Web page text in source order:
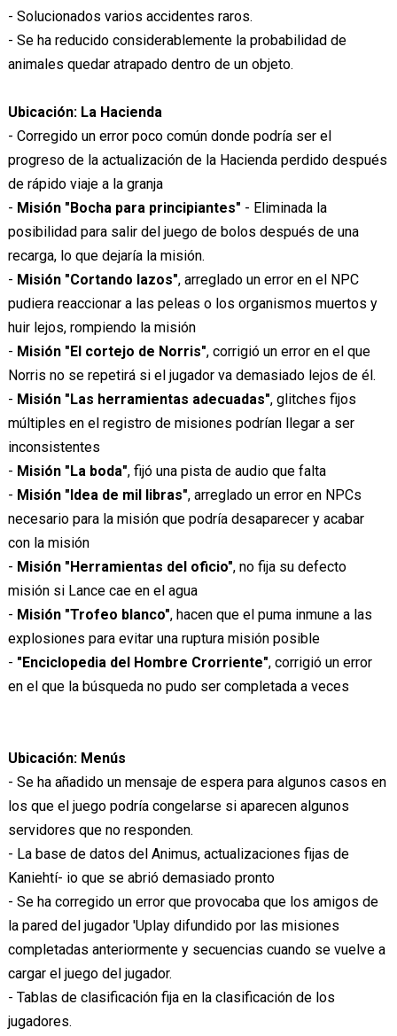
- Solucionados varios accidentes raros.
- Se ha reducido considerablemente la probabilidad de
animales quedar atrapado dentro de un objeto.
Ubicación: La Hacienda
- Corregido un error poco común donde podría ser el
progreso de la actualización de la Hacienda perdido después
de rápido viaje a la granja
- Misión "Bocha para principiantes" - Eliminada la
posibilidad para salir del juego de bolos después de una
recarga, lo que dejaría la misión.
- Misión "Cortando lazos", arreglado un error en el NPC
pudiera reaccionar a las peleas o los organismos muertos y
huir lejos, rompiendo la misión
- Misión "El cortejo de Norris", corrigió un error en el que
Norris no se repetirá si el jugador va demasiado lejos de él.
- Misión "Las herramientas adecuadas", glitches fijos
múltiples en el registro de misiones podrían llegar a ser
inconsistentes
- Misión "La boda", fijó una pista de audio que falta
- Misión "Idea de mil libras", arreglado un error en NPCs
necesario para la misión que podría desaparecer y acabar
con la misión
- Misión "Herramientas del oficio", no fija su defecto
misión si Lance cae en el agua
- Misión "Trofeo blanco", hacen que el puma inmune a las
explosiones para evitar una ruptura misión posible
- "Enciclopedia del Hombre Crorriente", corrigió un error
en el que la búsqueda no pudo ser completada a veces
Ubicación: Menús
- Se ha añadido un mensaje de espera para algunos casos en
los que el juego podría congelarse si aparecen algunos
servidores que no responden.
- La base de datos del Animus, actualizaciones fijas de
Kaniehtí- io que se abrió demasiado pronto
- Se ha corregido un error que provocaba que los amigos de
la pared del jugador 'Uplay difundido por las misiones
completadas anteriormente y secuencias cuando se vuelve a
cargar el juego del jugador.
- Tablas de clasificación fija en la clasificación de los
jugadores.